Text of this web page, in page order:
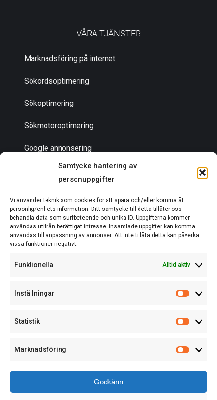
Samtycke hantering av
personuppgifter
Vi använder teknik som cookies för att spara och/eller komma åt
personlig/enhets-information. Ditt samtycke till detta tillåter oss
behandla data som surfbeteende och unika ID. Uppgifterna kommer
användas utifrån berättigat intresse. Insamlade uppgifter kan komma
användas till anpassning av annonser. Att inte tillåta detta kan påverka
vissa funktioner negativt.
Funktionella Alltid aktiv
Inställningar
Statistik
Marknadsföring
Godkänn
VÅRA TJÄNSTER
Marknadsföring på internet
Sökordsoptimering
Sökoptimering
Sökmotoroptimering
Google annonsering
Bli en partner
Om oss